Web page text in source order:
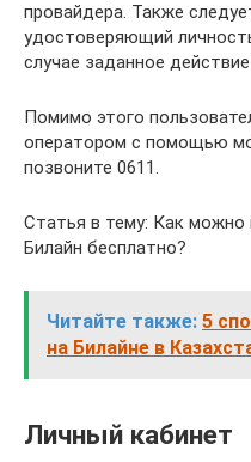
провайдера. Также
удостоверяющий
случае заданное
Помимо этого
оператором с помощью
позвоните 0611.
Статья в тему: Как можно
Билайн бесплатно?
Читайте также: 5
на Билайне в
Личный кабинет